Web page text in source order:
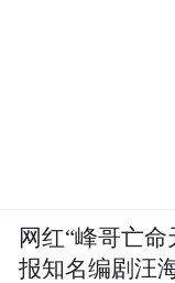
网红“峰哥亡
报知名编剧汪